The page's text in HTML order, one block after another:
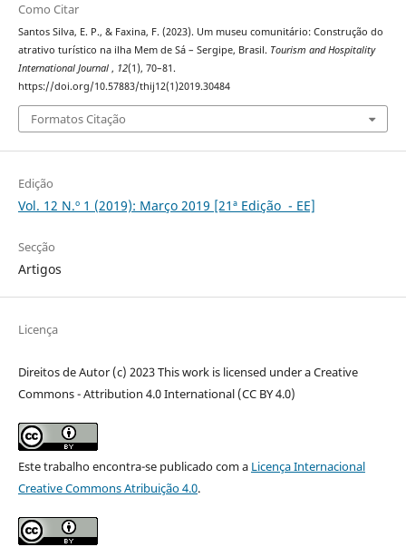
Como Citar
Santos Silva, E. P., & Faxina, F. (2023). Um museu comunitário: Construção do
atrativo turístico na ilha Mem de Sá – Sergipe, Brasil. Tourism and Hospitality
International Journal , 12(1), 70–81.
https://doi.org/10.57883/thij12(1)2019.30484
Formatos Citação
Edição
Vol. 12 N.º 1 (2019): Março 2019 [21ª Edição - EE]
Secção
Artigos
Licença
Direitos de Autor (c) 2023 This work is licensed under a Creative
Commons - Attribution 4.0 International (CC BY 4.0)
Este trabalho encontra-se publicado com a Licença Internacional
Creative Commons Atribuição 4.0.